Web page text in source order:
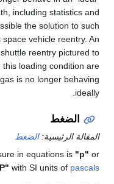
including statistics and
the solution to such
vehicle reentry. An
reentry pictured to
loading condition are
is no longer behaving
ideally.
الضغط
المقالة الرئيسية:الضغط
in equations is "p" or
with SI units of pascals